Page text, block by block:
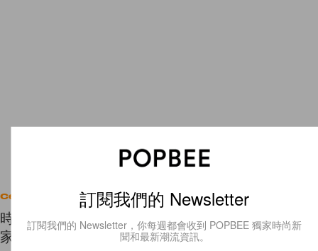
Celebrities
時尚博主 Chiara Ferragni 的寶寶出生了，成為一
家人的首張合照好溫馨！
訂閱我們的 Newsletter
訂閱我們的 Newsletter，你每週都會收到 POPBEE 獨家時尚新
聞和最新潮流資訊。